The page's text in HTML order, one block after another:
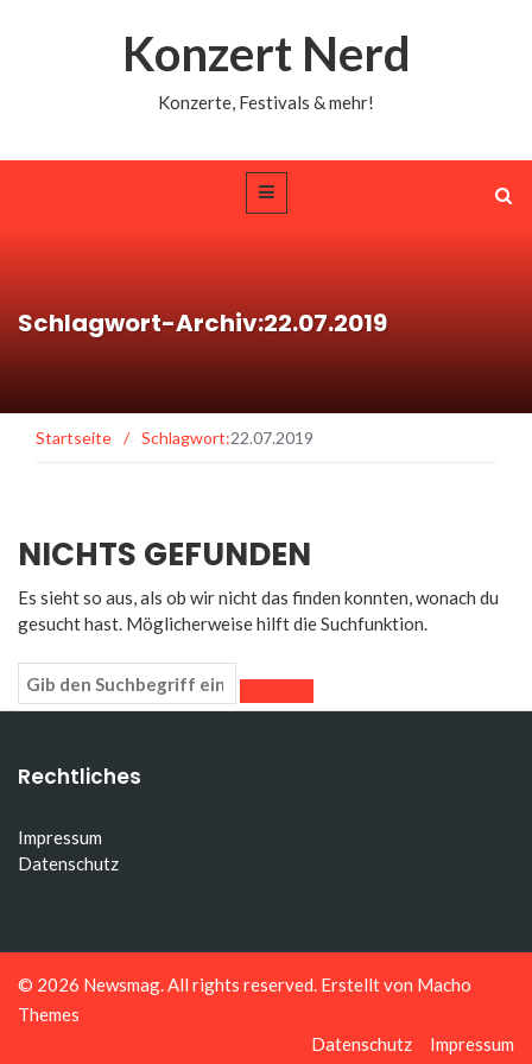
Konzert Nerd
Konzerte, Festivals & mehr!
Schlagwort-Archiv:22.07.2019
Startseite / Schlagwort:22.07.2019
NICHTS GEFUNDEN
Es sieht so aus, als ob wir nicht das finden konnten, wonach du
gesucht hast. Möglicherweise hilft die Suchfunktion.
Rechtliches
Impressum
Datenschutz
© 2026 Newsmag . All rights reserved. Erstellt von Macho
Themes
Datenschutz
Impressum